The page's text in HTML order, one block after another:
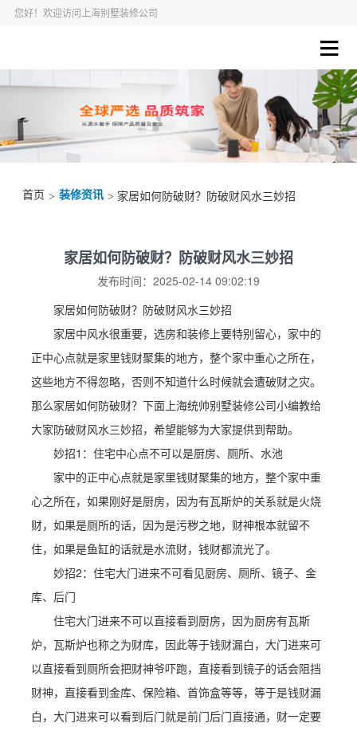
您好！欢迎访问上海别墅装修公司
首页 > 装修资讯 > 家居如何防破财？防破财风水三妙招
家居如何防破财？防破财风水三妙招
发布时间：2025-02-14 09:02:19
家居如何防破财？防破财风水三妙招
家居中风水很重要，选房和装修上要特别留心，家中的
正中心点就是家里钱财聚集的地方，整个家中重心之所在，
这些地方不得忽略，否则不知道什么时候就会遭破财之灾。
那么家居如何防破财？下面上海统帅别墅装修公司小编教给
大家防破财风水三妙招，希望能够为大家提供到帮助。
妙招1：住宅中心点不可以是厨房、厕所、水池
家中的正中心点就是家里钱财聚集的地方，整个家中重
心之所在，如果刚好是厨房，因为有瓦斯炉的关系就是火烧
财，如果是厕所的话，因为是污秽之地，财神根本就留不
住，如果是鱼缸的话就是水流财，钱财都流光了。
妙招2：住宅大门进来不可看见厨房、厕所、镜子、金
库、后门
住宅大门进来不可以直接看到厨房，因为厨房有瓦斯
炉，瓦斯炉也称之为财库，因此等于钱财漏白，大门进来可
以直接看到厕所会把财神爷吓跑，直接看到镜子的话会阻挡
财神，直接看到金库、保险箱、首饰盒等等，等于是钱财漏
白，大门进来可以看到后门就是前门后门直接通，财一定要